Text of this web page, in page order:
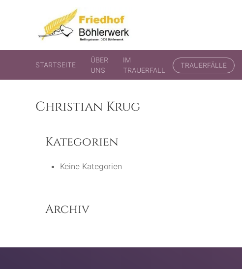
Friedhof Böhlerwerk
der virtuelle Friedhof von Böhlerwerk
STARTSEITE
ÜBER
UNS
IM
TRAUERFALL
TRAUERFÄLLE
Christian Krug
Kategorien
Keine Kategorien
Archiv